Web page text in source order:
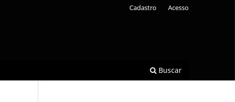
Buscar
Cadastro Acesso